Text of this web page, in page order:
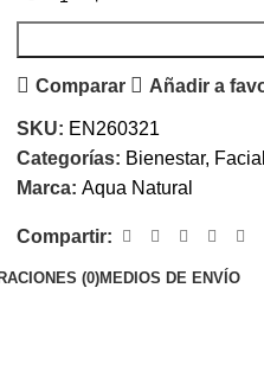
Comparar Añadir a
SKU: EN260321
Categorías: Bienestar,
Marca: Aqua Natural
Compartir:
(0)MEDIOS DE ENVÍO